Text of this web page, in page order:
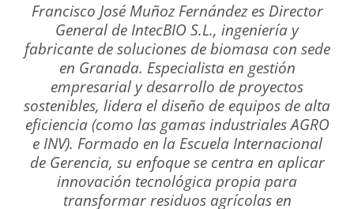
Francisco José Muñoz Fernández es Director
General de IntecBIO S.L., ingeniería y
fabricante de soluciones de biomasa con sede
en Granada. Especialista en gestión
empresarial y desarrollo de proyectos
sostenibles, lidera el diseño de equipos de alta
eficiencia (como las gamas industriales AGRO
e INV). Formado en la Escuela Internacional
de Gerencia, su enfoque se centra en aplicar
innovación tecnológica propia para
transformar residuos agrícolas en